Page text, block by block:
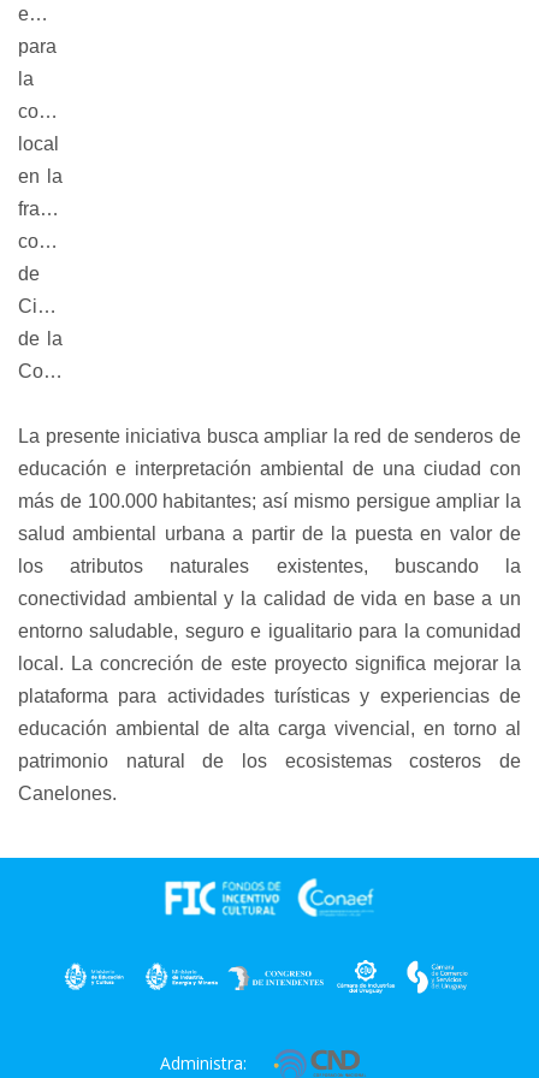
emblemático
para
la
comunidad
local
en la
franja
costera
de
Ciudad
de la
Costa.
La presente iniciativa busca ampliar la red de senderos de
educación e interpretación ambiental de una ciudad con
más de 100.000 habitantes; así mismo persigue ampliar la
salud ambiental urbana a partir de la puesta en valor de
los atributos naturales existentes, buscando la
conectividad ambiental y la calidad de vida en base a un
entorno saludable, seguro e igualitario para la comunidad
local. La concreción de este proyecto significa mejorar la
plataforma para actividades turísticas y experiencias de
educación ambiental de alta carga vivencial, en torno al
patrimonio natural de los ecosistemas costeros de
Canelones.
Administra: